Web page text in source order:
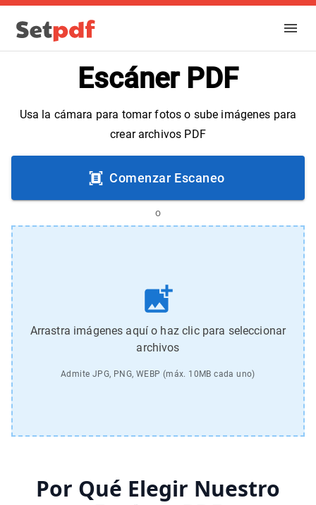
Escáner PDF
Usa la cámara para tomar fotos o sube imágenes para
crear archivos PDF
Comenzar Escaneo
o
Arrastra imágenes aquí o haz clic para seleccionar
archivos
Admite JPG, PNG, WEBP (máx. 10MB cada uno)
Por Qué Elegir Nuestro